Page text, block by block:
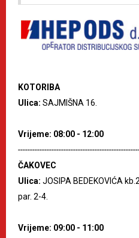
KOTORIBA
Ulica: SAJMIŠNA 16.
Vrijeme: 08:00 - 12:00
ČAKOVEC
Ulica: JOSIPA BEDEKOVIĆA
par. 2-4.
Vrijeme: 09:00 - 11:00